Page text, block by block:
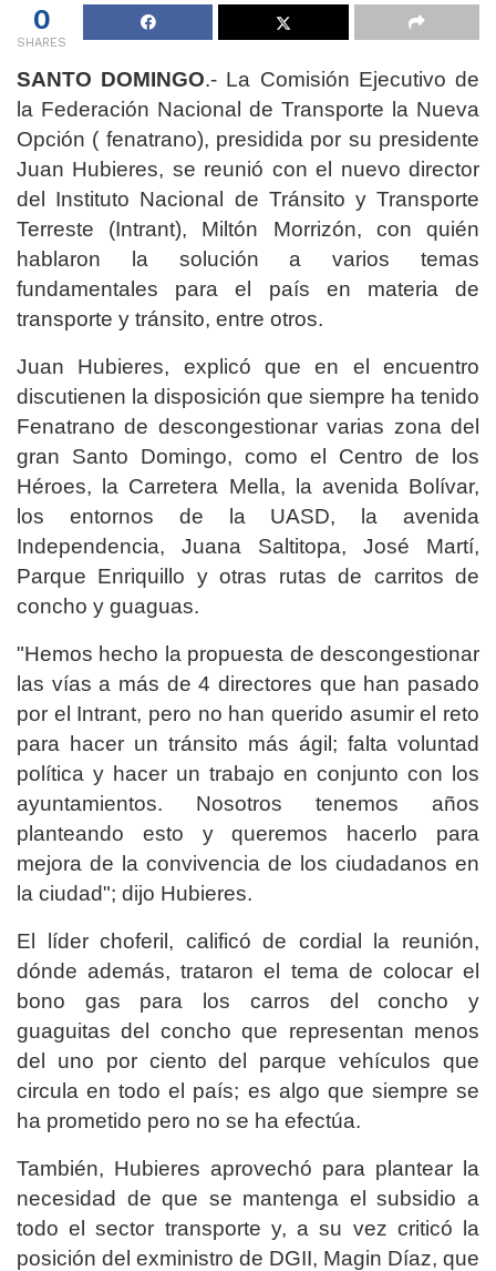
0
SHARES
SANTO DOMINGO.- La Comisión Ejecutivo de
la Federación Nacional de Transporte la Nueva
Opción ( fenatrano), presidida por su presidente
Juan Hubieres, se reunió con el nuevo director
del Instituto Nacional de Tránsito y Transporte
Terreste (Intrant), Miltón Morrizón, con quién
hablaron la solución a varios temas
fundamentales para el país en materia de
transporte y tránsito, entre otros.
Juan Hubieres, explicó que en el encuentro
discutienen la disposición que siempre ha tenido
Fenatrano de descongestionar varias zona del
gran Santo Domingo, como el Centro de los
Héroes, la Carretera Mella, la avenida Bolívar,
los entornos de la UASD, la avenida
Independencia, Juana Saltitopa, José Martí,
Parque Enriquillo y otras rutas de carritos de
concho y guaguas.
"Hemos hecho la propuesta de descongestionar
las vías a más de 4 directores que han pasado
por el Intrant, pero no han querido asumir el reto
para hacer un tránsito más ágil; falta voluntad
política y hacer un trabajo en conjunto con los
ayuntamientos. Nosotros tenemos años
planteando esto y queremos hacerlo para
mejora de la convivencia de los ciudadanos en
la ciudad"; dijo Hubieres.
El líder choferil, calificó de cordial la reunión,
dónde además, trataron el tema de colocar el
bono gas para los carros del concho y
guaguitas del concho que representan menos
del uno por ciento del parque vehículos que
circula en todo el país; es algo que siempre se
ha prometido pero no se ha efectúa.
También, Hubieres aprovechó para plantear la
necesidad de que se mantenga el subsidio a
todo el sector transporte y, a su vez criticó la
posición del exministro de DGII, Magin Díaz, que